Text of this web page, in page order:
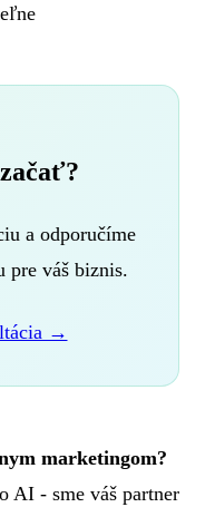
a odporučíme
pre váš biznis.
→
marketingom?
AI - sme váš partner